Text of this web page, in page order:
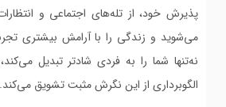
پذیرش خود، از تله‌های اجتماعی و
می‌شوید و زندگی را با آرامش بیشتری
نه‌تنها شما را به فردی شادتر تبدیل
الگوبرداری از این نگرش مثبت تشویق می‌کند.